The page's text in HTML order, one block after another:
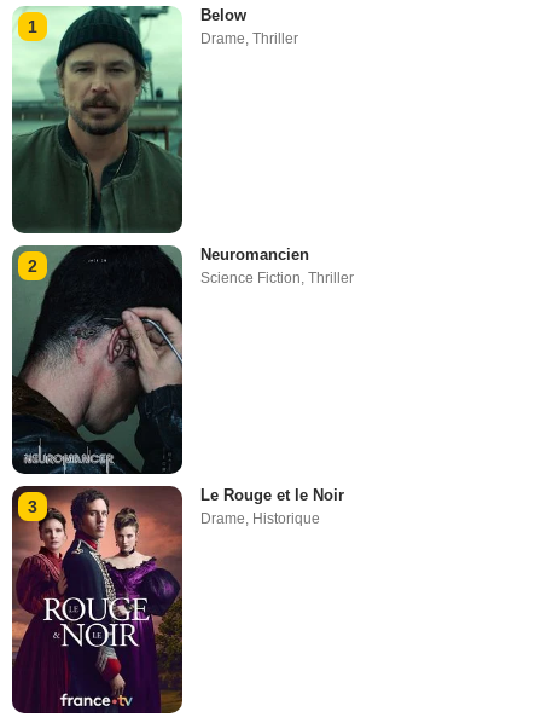
1
Below
Drame,Thriller
2
Neuromancien
Science Fiction,Thriller
3
Le Rouge et le Noir
Drame Historique